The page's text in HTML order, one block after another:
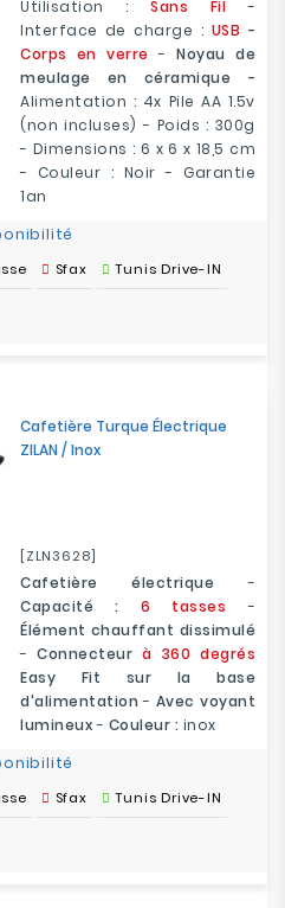
Utilisation : Sans Fil
-
Interface de charge : USB -
Corps en verre
- Noyau de
meulage en céramique -
Alimentation : 4x Pile AA 1.5v
(non incluses) - Poids : 300g
- Dimensions : 6 x 6 x 18,5 cm
- Couleur : Noir - Garantie
1an
Sfax Tunis Drive-IN
Cafetière Turque Électrique
ZILAN / Inox
[ZLN3628]
Cafetière électrique -
Capacité : 6 tasses -
Élément chauffant dissimulé
-Connecteur à 360 degrés
Easy Fit sur la base
d'alimentation - Avec voyant
lumineux- Couleur : inox
Sfax Tunis Drive-IN